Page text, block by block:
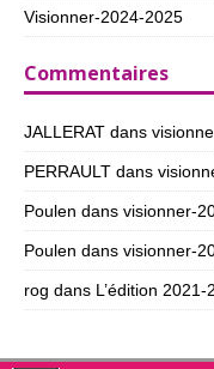
Visionner-2024-2025
Commentaires
JALLERAT dans
PERRAULT dans
Poulen dans visionner-
Poulen dans visionner-
rog dans L’édition